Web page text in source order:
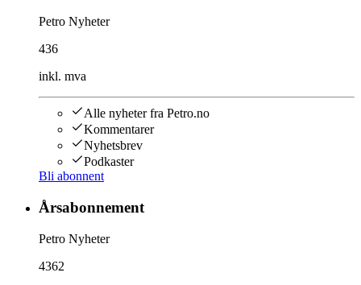
Petro Nyheter
436
inkl. mva
Alle nyheter fra Petro.no
Kommentarer
Nyhetsbrev
Podkaster
Bli abonnent
Årsabonnement
Petro Nyheter
4362